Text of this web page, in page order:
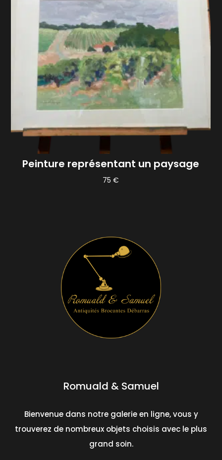
Peinture représentant un paysage
75€
Romuald & Samuel
Bienvenue dans notre galerie en ligne, vous y
trouverez de nombreux objets choisis avec le plus
grand soin.